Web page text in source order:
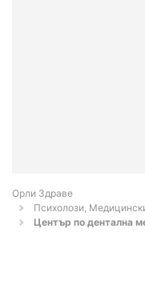
Орли Здраве
Психолози,
Център по дентална